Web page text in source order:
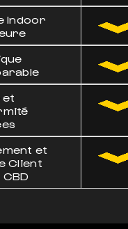
Indoor
et
et
Client